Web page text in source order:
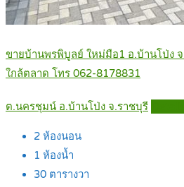
ขายบ้านพรพิบูลย์ ใหม่มือ1 อ.บ้านโป่ง
ใกล้ตลาด โทร 062-8178831
ต.นครชุมน์ อ.บ้านโป่ง จ.ราชบุรี
2 ห้องนอน
1 ห้องน้ำ
30 ตารางวา